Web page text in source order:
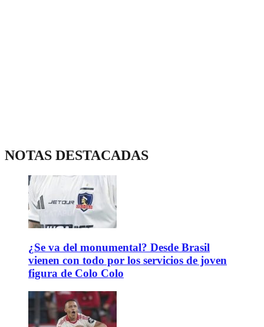
NOTAS DESTACADAS
¿Se va del monumental? Desde Brasil
vienen con todo por los servicios de joven
figura de Colo Colo